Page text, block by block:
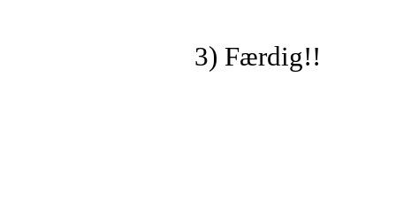
3) Færdig!!